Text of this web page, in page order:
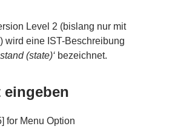
Level 2 (bislang nur mit
wird eine IST-Beschreibung
(state)‘ bezeichnet.
eingeben
for Menu Option